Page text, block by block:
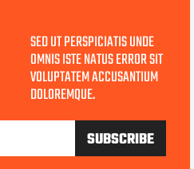
SED UT PERSPICIATIS UNDE
OMNIS ISTE NATUS ERROR SIT
VOLUPTATEM ACCUSANTIUM
DOLOREMQUE.